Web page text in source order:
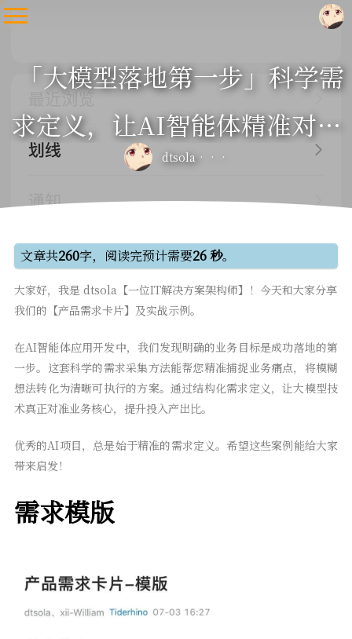
「大模型落地第一步」科学需
求定义，让AI智能体精准对接
业务痛点
dtsola
文章共260字，阅读完预计需要26 秒。
大家好，我是 dtsola【一位IT解决方案架构师】！今天和大家分享
我们的【产品需求卡片】及实战示例。
在AI智能体应用开发中，我们发现明确的业务目标是成功落地的第
一步。这套科学的需求采集方法能帮您精准捕捉业务痛点，将模糊
想法转化为清晰可执行的方案。通过结构化需求定义，让大模型技
术真正对准业务核心，提升投入产出比。
优秀的AI项目，总是始于精准的需求定义。希望这些案例能给大家
带来启发！
需求模版